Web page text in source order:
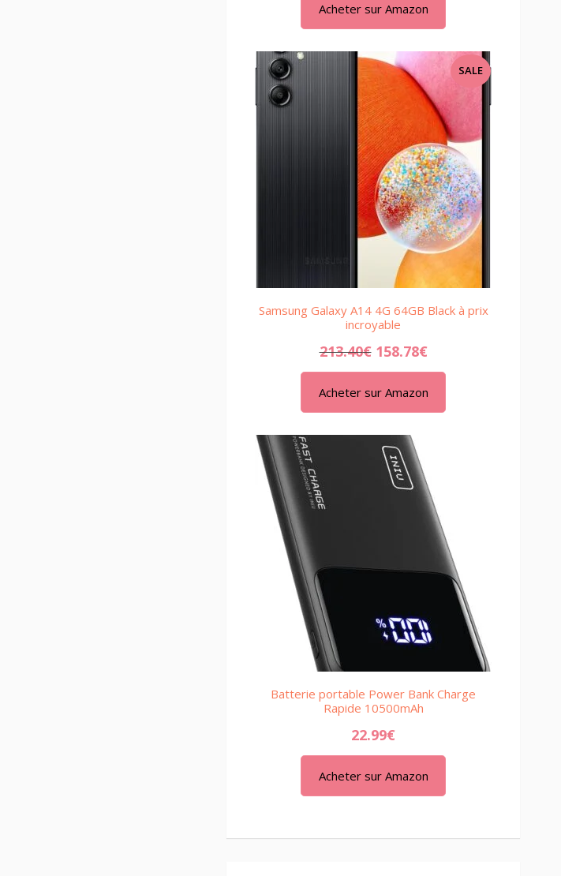
Acheter sur Amazon
SALEPRODUCT
ON
SALE
Samsung Galaxy A14 4G 64GB Black à prix
incroyable
213.40€ 158.78€
Acheter sur Amazon
Batterie portable Power Bank Charge
Rapide 10500mAh
22.99€
Acheter sur Amazon